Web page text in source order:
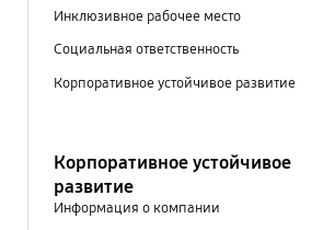
Инклюзивное рабочее место
Социальная ответственность
Корпоративное устойчивое развитие
Корпоративное устойчивое
развитие
Информация о компании